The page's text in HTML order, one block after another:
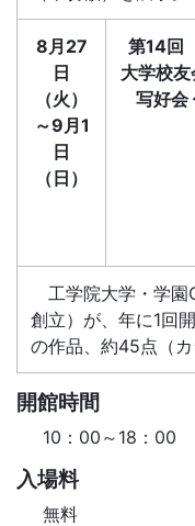
8月27
日
（火）
～9月1
日
（日）
第14回
大学校
写好会
工学院大学・学園
創立）が、年に1回
の作品、約45点（カ
開館時間
10：00～18：00
入場料
無料